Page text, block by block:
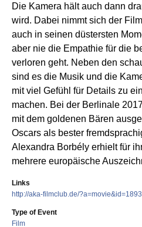
Die Kamera hält auch dann
wird. Dabei nimmt sich der
auch in seinen düstersten
aber nie die Empathie für die
verloren geht. Neben den
sind es die Musik und die
mit viel Gefühl für Details zu
machen. Bei der Berlinale
mit dem goldenen Bären
Oscars als bester
Alexandra Borbély erhielt für
mehrere europäische
Links
http://aka-filmclub.de/?a=movie&id=1893
Type of Event
Film